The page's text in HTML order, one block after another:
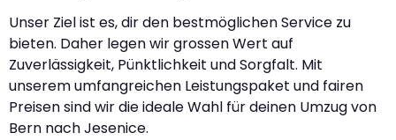
Unser Ziel ist es, dir den bestmöglichen Service zu
bieten. Daher legen wir grossen Wert auf
Zuverlässigkeit, Pünktlichkeit und Sorgfalt. Mit
unserem umfangreichen Leistungspaket und fairen
Preisen sind wir die ideale Wahl für deinen Umzug von
Bern nach Jesenice.